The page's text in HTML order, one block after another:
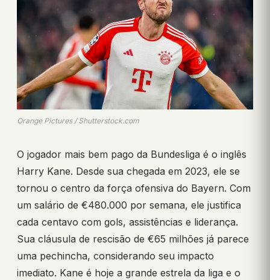
Orange Pictures / Shutterstock.com
O jogador mais bem pago da Bundesliga é o inglês
Harry Kane. Desde sua chegada em 2023, ele se
tornou o centro da força ofensiva do Bayern. Com
um salário de €480.000 por semana, ele justifica
cada centavo com gols, assistências e liderança.
Sua cláusula de rescisão de €65 milhões já parece
uma pechincha, considerando seu impacto
imediato. Kane é hoje a grande estrela da liga e o